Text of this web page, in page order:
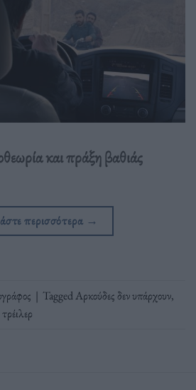
και πράξη βαθιάς
περισσότερα →
| TaggedΑρκούδες δεν υπάρχουν,
τρέιλερ